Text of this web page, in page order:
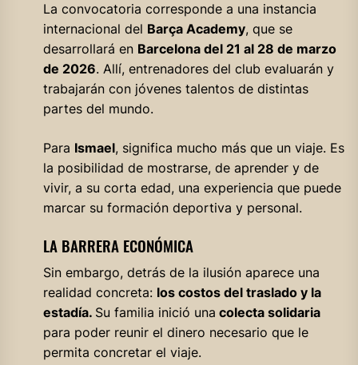
La convocatoria corresponde a una instancia
internacional del Barça Academy, que se
desarrollará en Barcelona del 21 al 28 de marzo
de 2026. Allí, entrenadores del club evaluarán y
trabajarán con jóvenes talentos de distintas
partes del mundo.
Para Ismael, significa mucho más que un viaje. Es
la posibilidad de mostrarse, de aprender y de
vivir, a su corta edad, una experiencia que puede
marcar su formación deportiva y personal.
LA BARRERA ECONÓMICA
Sin embargo, detrás de la ilusión aparece una
realidad concreta: los costos del traslado y la
estadía. Su familia inició una colecta solidaria
para poder reunir el dinero necesario que le
permita concretar el viaje.